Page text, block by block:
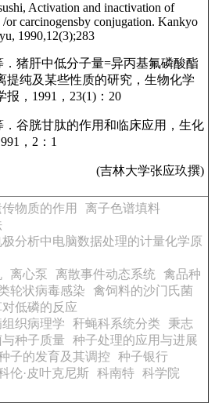
Activation and inactivation of
/or carcinogensby conjugation. Kankyo
1990,12(3);283
．猪肝中低分子量=异丙基氟磷酸酯
提纯及某些性质的研究，生物化学
报，1991，23(1)：20
．谷胱甘肽的作用和临床应用，生化
，2：1
(吉林大学张应玖撰)
物质的作用
离子色谱填料
分析中电脑数据处理的计量化学原
离心泵 离散事件动态系统
禽品种
轮状病毒感染
禽饲料的沙门氏菌
低磷的反应
织病理学
秆蝇科系统分类
秉志
种子质量
种子处理的应用与进展
子的发育及其调控
种子银行
伦·皮叶克尼斯 科南特 科学院